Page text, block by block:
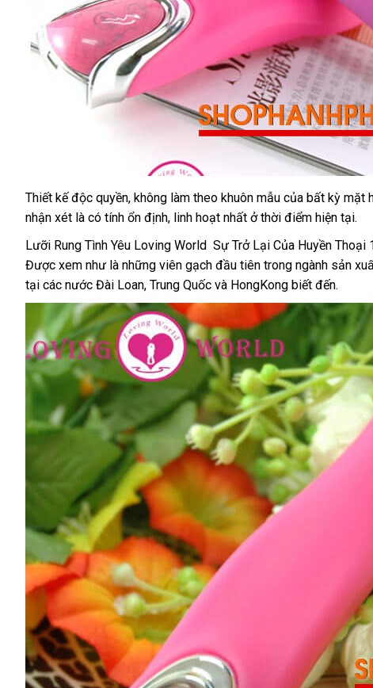
Thiết kế độc quyềnkho
hàng
, không làm theo khuôn mẫu nhập
khẩu
của bất kỳ mặt
nhận xét là có tính ổn địnhtốt
nhất
, linh hoạt nhất ở thời điểm miễn
phí
hiện tại.
Lưỡi Rung Tình Yêu Loving World Sự Trở Lại Của Huyền Thoại
Được xem như là giảm
giá
những viên gạch đầu tiên trong ngành sản
tại đẹp
các nước Đài LoanMỹ
, Trung Quốc lớn
và HongKong biết đến.